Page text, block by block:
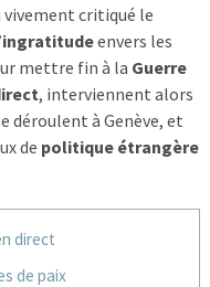
critiqué le
ingratitudeenvers les
mettre fin à la Guerre
, interviennent alors
déroulent à Genève, et
de politique étrangère
direct
de paix